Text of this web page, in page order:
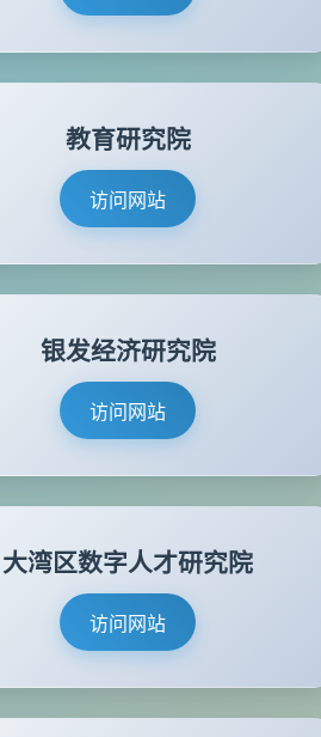
教育研究院
访问网站
银发经济研究院
访问网站
大湾区数字人才研究院
访问网站